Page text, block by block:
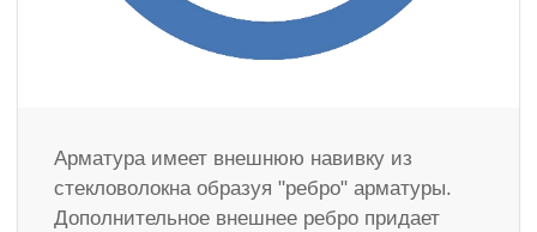
Арматура имеет внешнюю навивку из
стекловолокна образуя "ребро" арматуры.
Дополнительное внешнее ребро придает